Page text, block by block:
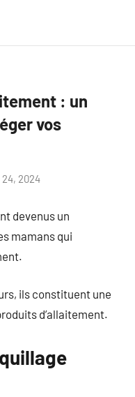
: un
vos
2024
devenus un
mamans qui
ils constituent une
d’allaitement.